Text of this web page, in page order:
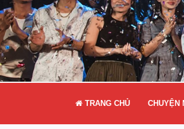
TRANG CHỦ CHUYỆN